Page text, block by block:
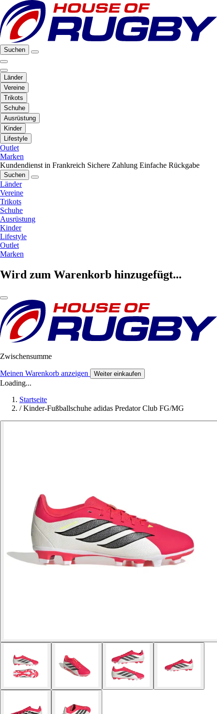
Suchen
Länder
Vereine
Trikots
Schuhe
Ausrüstung
Kinder
Lifestyle
Outlet
Marken
Kundendienst in Frankreich Sichere Zahlung Einfache Rückgabe
Suchen
Länder
Vereine
Trikots
Schuhe
Ausrüstung
Kinder
Lifestyle
Outlet
Marken
Wird zum Warenkorb hinzugefügt...
Zwischensumme
Meinen Warenkorb anzeigen Weiter einkaufen
Loading...
Startseite
/ Kinder-Fußballschuhe adidas Predator Club FG/MG